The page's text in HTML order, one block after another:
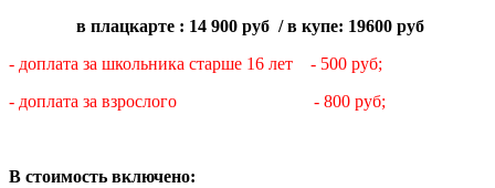
в плацкарте : 14 900 руб / в купе: 19600 руб
- доплата за школьника старше 16 лет - 500 руб;
- доплата за взрослого - 800 руб;
В стоимость включено: